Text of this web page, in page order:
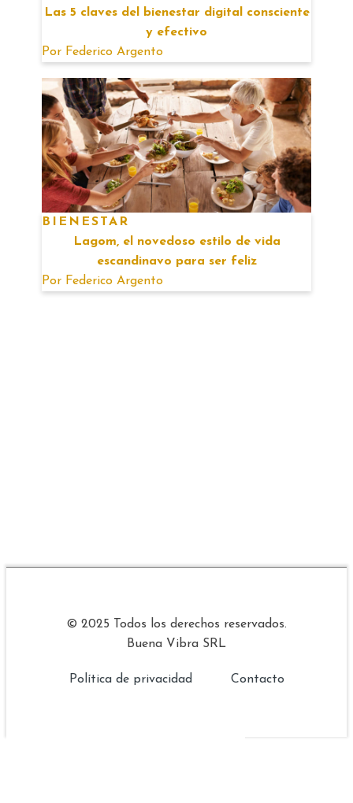
Las 5 claves del bienestar digital consciente
y efectivo
Por Federico Argento
BIENESTAR
Lagom, el novedoso estilo de vida
escandinavo para ser feliz
Por Federico Argento
© 2025 Todos los derechos reservados.
Buena Vibra SRL
Política de privacidad Contacto